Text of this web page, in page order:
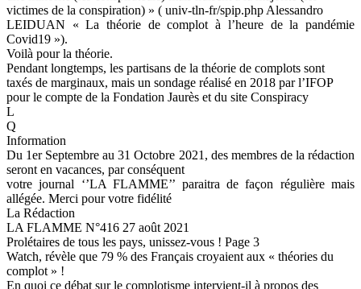
victimes de la conspiration) » ( univ-tln-fr/spip.php Alessandro
LEIDUAN « La théorie de complot à l’heure de la pandémie
Covid19 »).
Voilà pour la théorie.
Pendant longtemps, les partisans de la théorie de complots sont
taxés de marginaux, mais un sondage réalisé en 2018 par l’IFOP
pour le compte de la Fondation Jaurès et du site Conspiracy
L
Q
Information
Du 1er Septembre au 31 Octobre 2021, des membres de la rédaction
seront en vacances, par conséquent
votre journal ‘’LA FLAMME’’ paraitra de façon régulière mais
allégée. Merci pour votre fidélité
La Rédaction
LA FLAMME N°416 27 août 2021
Prolétaires de tous les pays, unissez-vous ! Page 3
Watch, révèle que 79 % des Français croyaient aux « théories du
complot » !
En quoi ce débat sur le complotisme intervient-il à propos des